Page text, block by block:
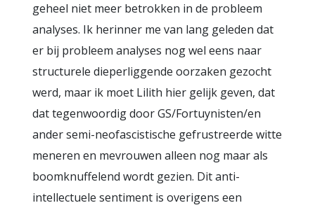
geheel niet meer betrokken in de probleem
analyses. Ik herinner me van lang geleden dat
er bij probleem analyses nog wel eens naar
structurele dieperliggende oorzaken gezocht
werd, maar ik moet Lilith hier gelijk geven, dat
dat tegenwoordig door GS/Fortuynisten/en
ander semi-neofascistische gefrustreerde witte
meneren en mevrouwen alleen nog maar als
boomknuffelend wordt gezien. Dit anti-
intellectuele sentiment is overigens een